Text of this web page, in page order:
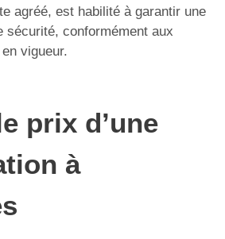
agréé, est habilité à garantir une
sécurité, conformément aux
vigueur.
prix d’une
à